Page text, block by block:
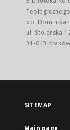
Teologicznego
oo.
ul. Stolarska
31-043
SITEMAP
Main page